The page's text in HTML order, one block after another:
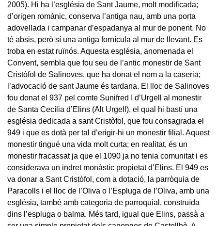
2005). Hi ha l’església de Sant Jaume, molt modificada;
d’origen romànic, conserva l’antiga nau, amb una porta
adovellada i campanar d’espadanya al mur de ponent. No
té absis, però sí una antiga fornícula al mur de llevant. Es
troba en estat ruïnós. Aquesta església, anomenada el
Convent, sembla que fou seu de l’antic monestir de Sant
Cristòfol de Salinoves, que ha donat el nom a la caseria;
l’advocació de sant Jaume és tardana. El lloc de Salinoves
fou donat el 937 pel comte Sunifred I d’Urgell al monestir
de Santa Cecília d’Elins (Alt Urgell), el qual hi bastí una
església dedicada a sant Cristòfol, que fou consagrada el
949 i que es dotà per tal d’erigir-hi un monestir filial. Aquest
monestir tingué una vida molt curta; en realitat, és un
monestir fracassat ja que el 1090 ja no tenia comunitat i es
considerava un indret monàstic propietat d’Elins. El 949 es
va donar a Sant Cristòfol, com a dotació, la parròquia de
Paracolls i el lloc de l’Oliva o l’Espluga de l’Oliva, amb una
església, també amb categoria de parroquial, construïda
dins l’espluga o balma. Més tard, igual que Elins, passà a